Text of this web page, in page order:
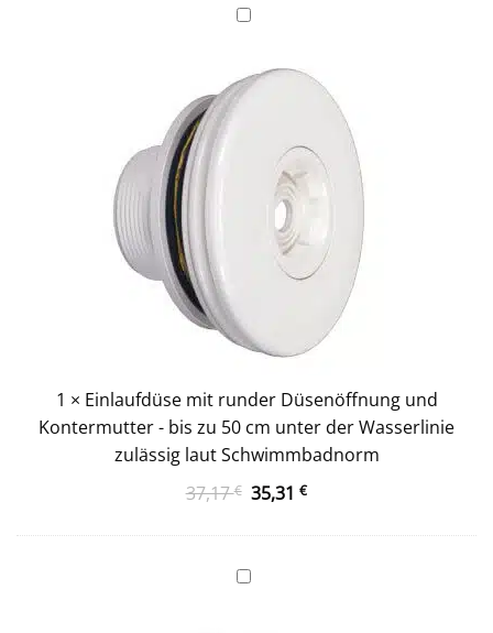
99,90 €
Einlaufdüse
runder
Düsenöffnung
und
Kontermutter
der
Wasserlinie
laut
Schwimmbadnorm
1 × Einlaufdüse mit runder Düsenöffnung und
Kontermutter - bis zu 50 cm unter der Wasserlinie
zulässig laut Schwimmbadnorm
37,17€ Ursprünglicher
37,17 €
35,31€Aktueller
Einbauskimmer